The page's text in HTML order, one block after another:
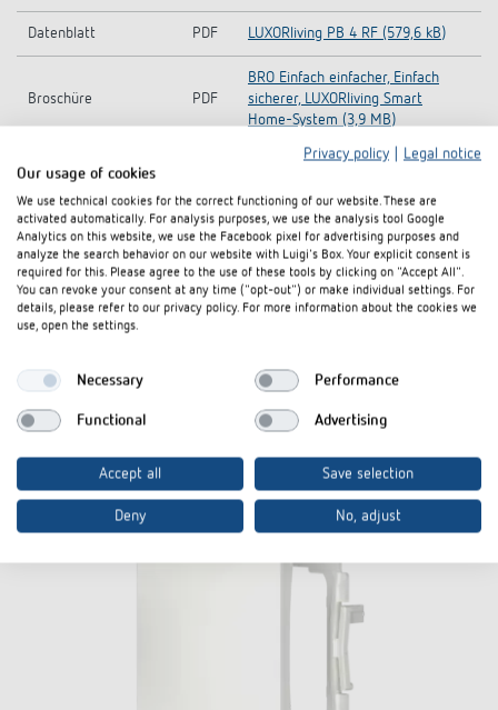
Datenblatt PDF LUXORliving PB 4 RF (579,6 kB)
Broschüre PDF
BRO Einfach einfacher, Einfach
sicherer, LUXORliving Smart
Home-System (3,9 MB)
Broschüre
BRO LUXORliving Smart Home-
Katalog PDF Gesamtkatalog 2026 (30,2 MB)
In den Dokumentenkorb
Privacy policy
Legal notice
Our usage of cookies
We use technical cookies for the correct functioning of our website. These are
activated automatically. For analysis purposes, we use the analysis tool Google
Analytics on this website, we use the Facebook pixel for advertising purposes and
analyze the search behavior on our website with Luigi's Box. Your explicit consent is
required for this. Please agree to the use of these tools by clicking on "Accept All".
You can revoke your consent at any time ("opt-out") or make individual settings. For
details, please refer to our privacy policy. For more information about the cookies we
use, open the settings.
Necessary Performance
Functional Advertising
Accept all Save selection
Deny No, adjust